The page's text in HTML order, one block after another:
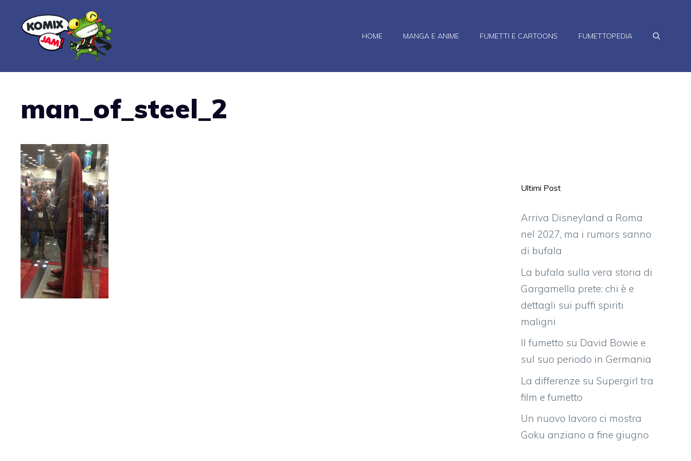
contenuto
HOME MANGA E ANIME FUMETTI E CARTOONS FUMETTOPEDIA
man_of_steel_2
Ultimi Post
Arriva Disneyland a Roma
nel 2027, ma i rumors sanno
di bufala
La bufala sulla vera storia di
Gargamella prete: chi è e
dettagli sui puffi spiriti
maligni
Il fumetto su David Bowie e
sul suo periodo in Germania
La differenze su Supergirl tra
film e fumetto
Un nuovo lavoro ci mostra
Goku anziano a fine giugno